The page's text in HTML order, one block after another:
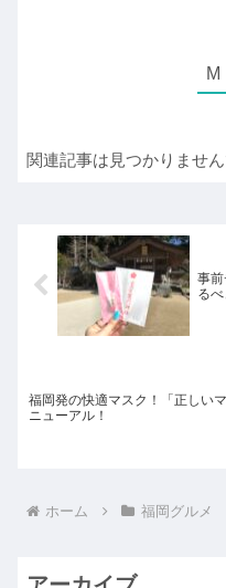
関連記事は見つかりません
事
る
福岡発の快適マスク！「正しい
ニューアル！
ホーム 福岡グルメ